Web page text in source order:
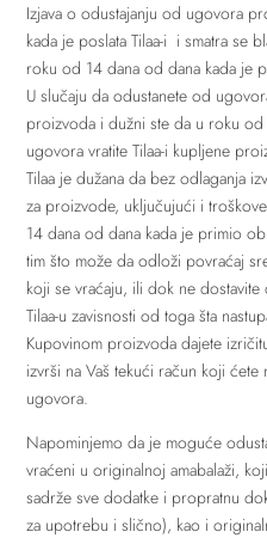
Izjava o odustajanju od ugovora
kada je poslata Tilaa-i i smatra se
roku od 14 dana od dana kada je
U slučaju da odustanete od
proizvoda i dužni ste da u roku
ugovora vratite Tilaa-i kupljene
Tilaa je dužana da bez odlaganja
za proizvode, uključujući i
14 dana od dana kada je primio
tim što može da odloži povraćaj
koji se vraćaju, ili dok ne
Tilaa-u zavisnosti od toga šta
Kupovinom proizvoda dajete
izvrši na Vaš tekući račun koji
ugovora.
Napominjemo da je moguće
vraćeni u originalnoj amabalaži,
sadrže sve dodatke i propratnu
za upotrebu i slično), kao i